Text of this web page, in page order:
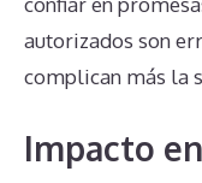
autorizados son
complican más la
Impacto